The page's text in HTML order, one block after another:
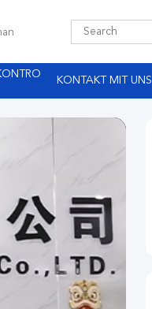
KONTAKT MIT UNS